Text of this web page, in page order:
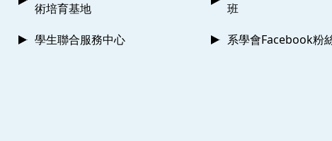
術培育基地
班
學生聯合服務中心 系學會Facebook粉